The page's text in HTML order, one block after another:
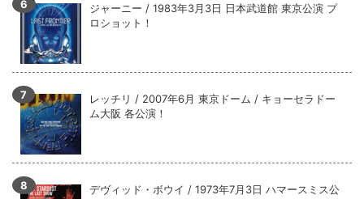
ジャーニー / 1983年3月3日 日本武道館 東京公演 プ
ロショット！
レッチリ / 2007年6月 東京ドーム / キョーセラドー
ム大阪 各公演！
デヴィッド・ボウイ / 1973年7月3日 ハマースミス公